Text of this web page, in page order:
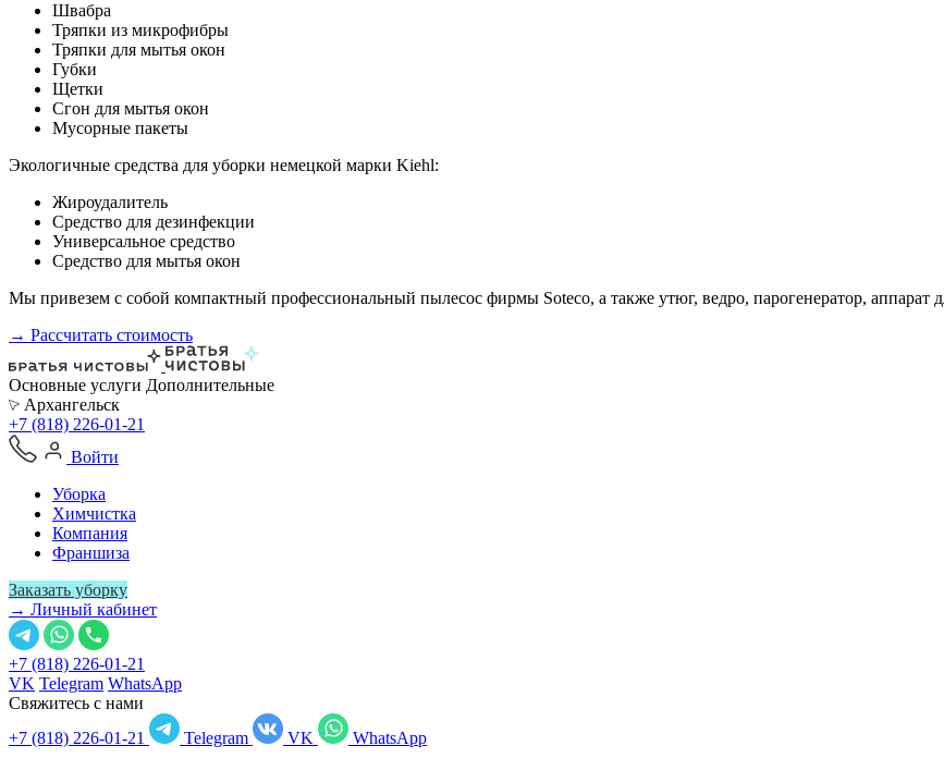
Швабра
Тряпки из микрофибры
Тряпки для мытья окон
Губки
Щетки
Сгон для мытья окон
Мусорные пакеты
Экологичные средства для уборки немецкой марки Kiehl:
Жироудалитель
Средство для дезинфекции
Универсальное средство
Средство для мытья окон
Мы привезем с собой компактный профессиональный пылесос фирмы Soteco, а также утюг, ведро, парогенератор,
→ Рассчитать стоимость
Основные услуги Дополнительные
Архангельск
+7 (818) 226-01-21
Войти
Уборка
Химчистка
Компания
Франшиза
Заказать уборку
→ Личный кабинет
+7 (818) 226-01-21
VK Telegram WhatsApp
Свяжитесь с нами
+7 (818) 226-01-21
Telegram VK WhatsApp